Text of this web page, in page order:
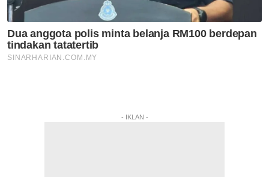
- IKLAN -